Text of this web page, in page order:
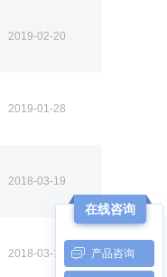
2019-02-20
2019-01-28
2018-03-19
2018-03-19
在线咨询
产品咨询